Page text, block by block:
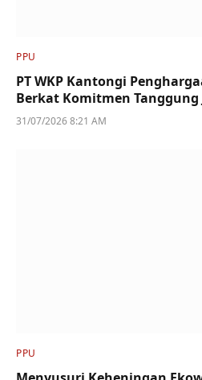
PPU
PT WKP Kantongi
Berkat Komitmen Tanggung
31/07/2026 8:21 AM
PPU